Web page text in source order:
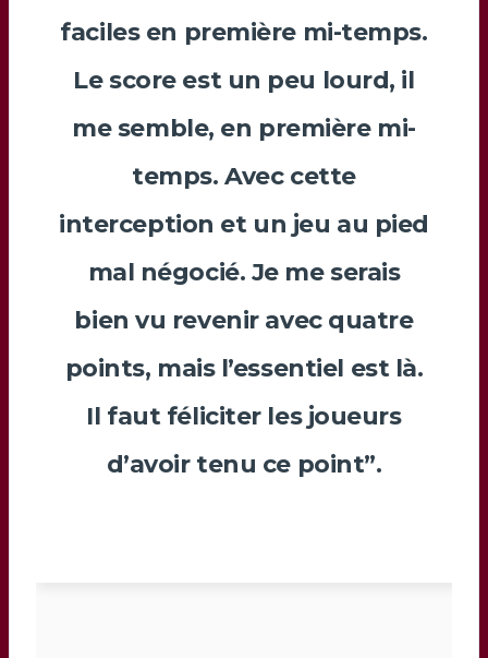
faciles en première mi-temps.
Le score est un peu lourd, il
me semble, en première mi-
temps. Avec cette
interception et un jeu au pied
mal négocié. Je me serais
bien vu revenir avec quatre
points, mais l’essentiel est là.
Il faut féliciter les joueurs
d’avoir tenu ce point”.